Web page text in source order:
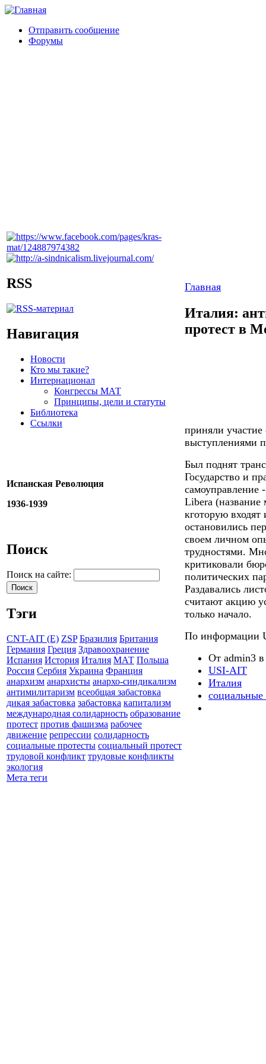
Отправить сообщение
Форумы
RSS
Навигация
Новости
Кто мы такие?
Интернационал
Конгрессы МАТ
Принципы, цели и статуты
Библиотека
Ссылки
Испанская Революция
1936-1939
Поиск
Поиск на сайте:
Тэги
CNT-AIT (E) ZSP Бразилия Британия
Германия Греция Здравоохранение
Испания История Италия МАТ Польша
Россия Сербия Украина Франция
анархизм анархисты анархо-синдикализм
антимилитаризм всеобщая забастовка
дикая забастовка забастовка капитализм
международная солидарность образование
протест против фашизма рабочее
движение репрессии солидарность
социальные протесты социальный протест
трудовой конфликт трудовые конфликты
экология
Мета теги
Главная
Италия:
протест в
приняли
выступлениями
Был поднят
Государство и
Libera (название
кготорую
остановились
своем личном
трудностями.
критиковали
политических
Раздавались
считают акцию
только начало.
По информации
От admin3
USI-AIT
Италия
социальные